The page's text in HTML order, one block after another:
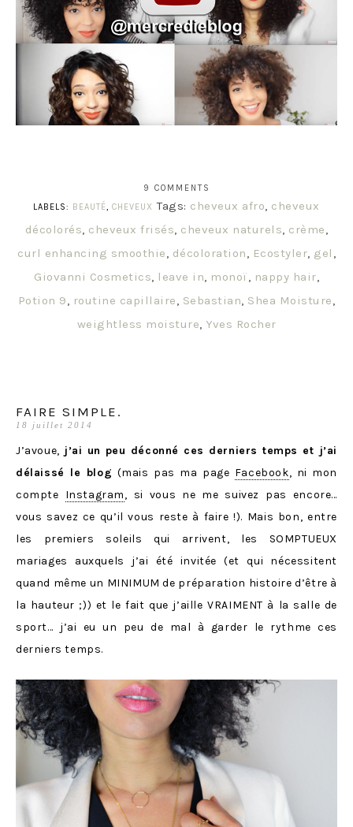
9 COMMENTS
LABELS: BEAUTÉ,CHEVEUX Tags: cheveux afro, cheveux
décolorés, cheveux frisés, cheveux naturels, crème,
curl enhancing smoothie, décoloration, Ecostyler, gel ,
Giovanni Cosmetics, leave in, monoï, nappy hair,
Potion 9, routine capillaire, Sebastian, Shea Moisture,
weightless moisture, Yves Rocher
FAIRE SIMPLE.
18 juillet 2014
J’avoue, j’ai un peu déconné ces derniers temps et j’ai
délaissé le blog (mais pas ma page Facebook, ni mon
compte Instagram, si vous ne me suivez pas encore…
vous savez ce qu’il vous reste à faire !). Mais bon, entre
les premiers soleils qui arrivent, les SOMPTUEUX
mariages auxquels j’ai été invitée (et qui nécessitent
quand même un MINIMUM de préparation histoire d’être à
la hauteur ;)) et le fait que j’aille VRAIMENT à la salle de
sport… j’ai eu un peu de mal à garder le rythme ces
derniers temps.